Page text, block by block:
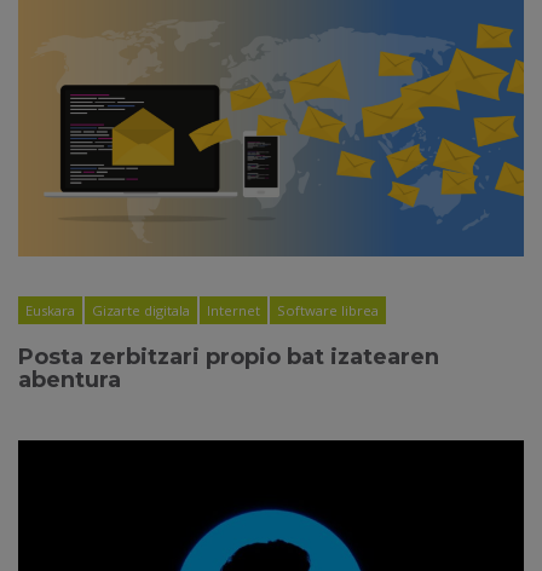
Euskara Gizarte digitala Internet Software librea
Posta zerbitzari propio bat izatearen
abentura